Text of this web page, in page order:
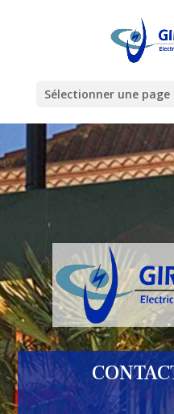
Sélectionner une page